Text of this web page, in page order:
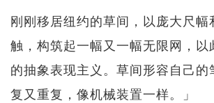
刚刚移居纽约的草间，以庞大尺
触，构筑起一幅又一幅无限网，以
的抽象表现主义。草间形容自己的
复又重复，像机械装置一样。」